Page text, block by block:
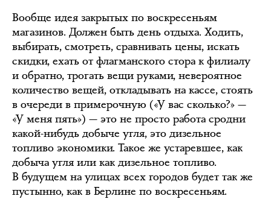
Вообще идея закрытых по воскресеньям
магазинов. Должен быть день отдыха. Ходить,
выбирать, смотреть, сравнивать цены, искать
скидки, ехать от флагманского стора к филиалу
и обратно, трогать вещи руками, невероятное
количество вещей, откладывать на кассе, стоять
в очереди в примерочную («У вас сколько?» —
«У меня пять») — это не просто работа сродни
какой-нибудь добыче угля, это дизельное
топливо экономики. Такое же устаревшее, как
добыча угля или как дизельное топливо.
В будущем на улицах всех городов будет так же
пустынно, как в Берлине по воскресеньям.